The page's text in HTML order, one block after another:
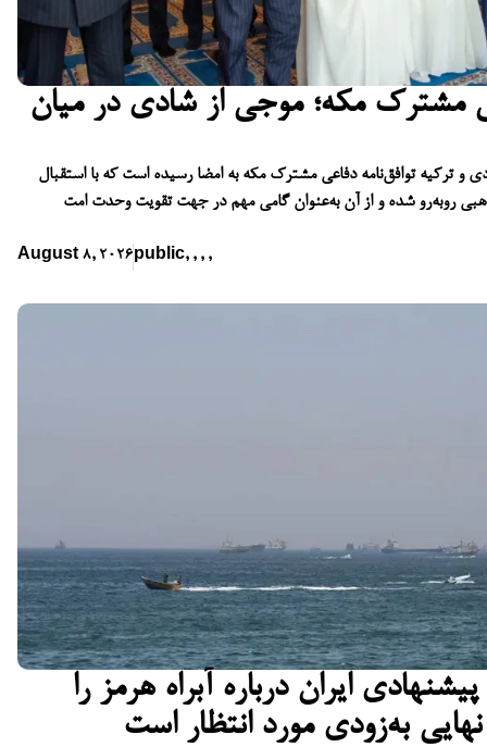
مشترک مکه؛ موجی از شادی در میان
و ترکیه توافق‌نامه دفاعی مشترک مکه به امضا رسیده است که با استقبال
روبه‌رو شده و از آن به‌عنوان گامی مهم در جهت تقویت وحدت امت
August 8, 2026 public, , , ,
ایران درباره آبراه هرمز را
به‌زودی مورد انتظار است